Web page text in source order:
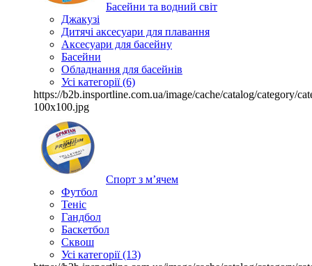
Басейни та водний світ
Джакузі
Дитячі аксесуари для плавання
Аксесуари для басейну
Басейни
Обладнання для басейнів
Усі категорії (6)
https://b2b.insportline.com.ua/image/cache/catalog/category/
100x100.jpg
Спорт з м’ячем
Футбол
Теніс
Гандбол
Баскетбол
Сквош
Усі категорії (13)